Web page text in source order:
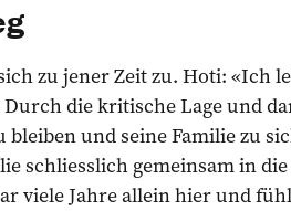
zu jener Zeit zu. Hoti: «Ich
die kritische Lage und
und seine Familie zu
schliesslich gemeinsam in
viele Jahre allein hier und